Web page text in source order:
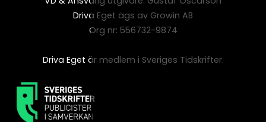
Driva Eget ägs av Growin AB
Org nr: 556732-9874
Driva Eget är medlem i Sveriges Tidskrifter.